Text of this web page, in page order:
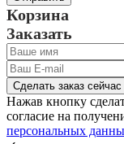
Корзина
Заказать
Сделать заказ сейчас
Нажав кнопку
согласие на
персональных